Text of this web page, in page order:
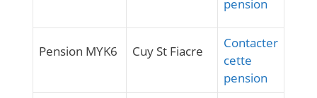
pension
Pension MYK6 Cuy St Fiacre
Contacter
cette
pension